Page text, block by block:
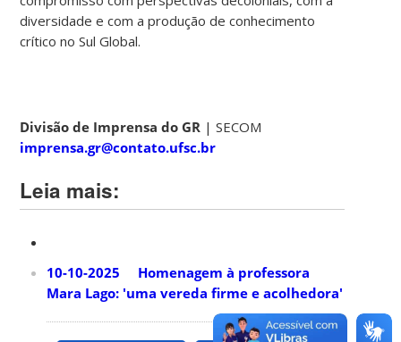
diversidade e com a produção de conhecimento
crítico no Sul Global.
Divisão de Imprensa do GR | SECOM
imprensa.gr@contato.ufsc.br
Leia mais:
10-10-2025 Homenagem à professora
Mara Lago: 'uma vereda firme e acolhedora'